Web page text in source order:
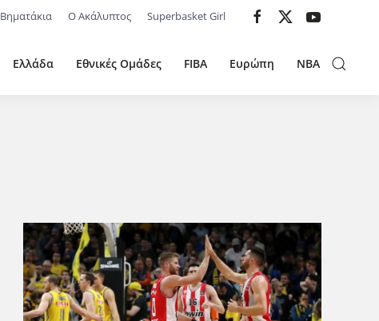
Βηματάκια Ο Ακάλυπτος Superbasket Girl
Ελλάδα Εθνικές Ομάδες FIBA Ευρώπη NBA